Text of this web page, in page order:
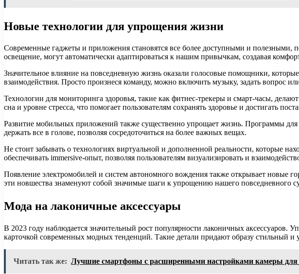
Новые технологии для упрощения жизни
Современные гаджеты и приложения становятся все более доступными и полезными,
освещение, могут автоматически адаптироваться к нашим привычкам, создавая
Значительное влияние на повседневную жизнь оказали голосовые помощники,
взаимодействия. Просто произнеся команду, можно включить музыку, задать вопрос
Технологии для мониторинга здоровья, такие как фитнес-трекеры и смарт-часы,
сна и уровне стресса, что помогает пользователям сохранять здоровье и достигать
Развитие мобильных приложений также существенно упрощает жизнь. Программы
держать все в голове, позволяя сосредоточиться на более важных вещах.
Не стоит забывать о технологиях виртуальной и дополненной реальности, которые
обеспечивать immersive-опыт, позволяя пользователям визуализировать и
Появление электромобилей и систем автономного вождения также открывает новые
эти новшества знаменуют собой значимые шаги к упрощению нашего повседневного
Мода на лаконичные аксессуары
В 2023 году наблюдается значительный рост популярности лаконичных
карточкой современных модных тенденций. Такие детали придают образу стильный
Читать так же: Лучшие смартфоны с расширенными настройками камеры для